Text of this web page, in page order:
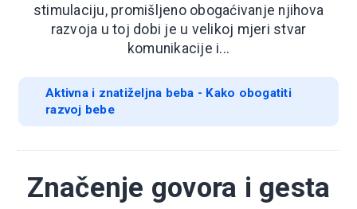
stimulaciju, promišljeno obogaćivanje njihova
razvoja u toj dobi je u velikoj mjeri stvar
komunikacije i...
Aktivna i znatiželjna beba - Kako obogatiti
razvoj bebe
Značenje govora i gesta